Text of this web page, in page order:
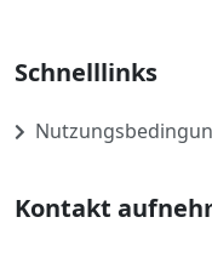
Schnelllinks
Kontakt